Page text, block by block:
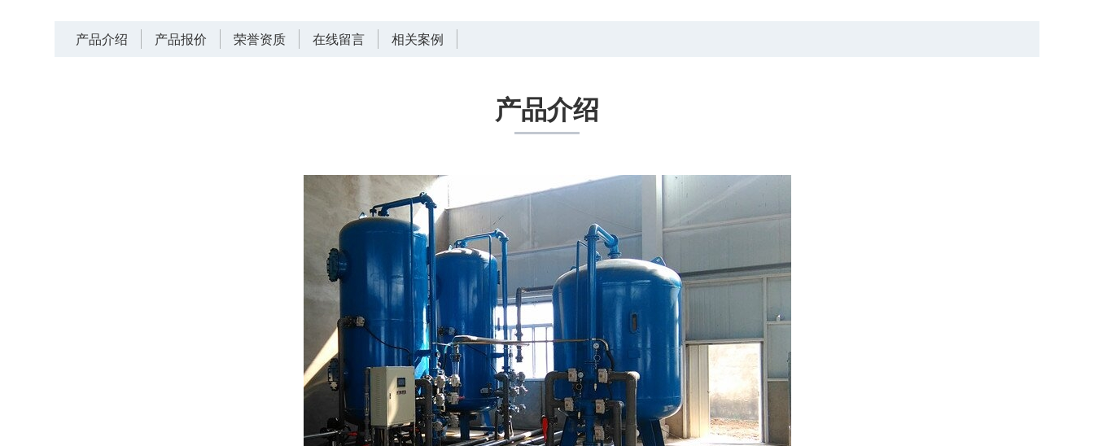
产品介绍 产品报价 荣誉资质 在线留言 相关案例
产品介绍